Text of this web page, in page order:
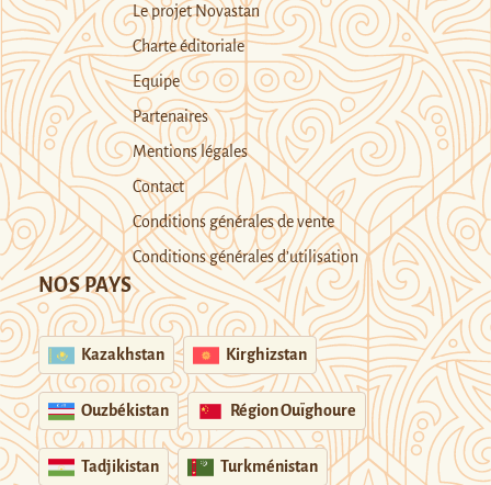
Le projet Novastan
Charte éditoriale
Equipe
Partenaires
Mentions légales
Contact
Conditions générales de vente
Conditions générales d’utilisation
NOS PAYS
Kazakhstan Kirghizstan
Ouzbékistan Région Ouïghoure
Tadjikistan Turkménistan